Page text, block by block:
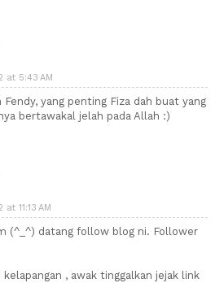
at 5:43 AM
Fendy, yang penting Fiza dah buat yang
bertawakal jelah pada Allah :)
11:13 AM
(^_^) datang follow blog ni. Follower
kelapangan , awak tinggalkan jejak link